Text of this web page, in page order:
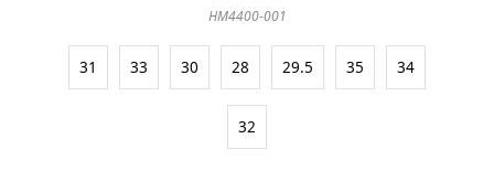
HM4400-001
31 33 30 28 29.5 35 34
32